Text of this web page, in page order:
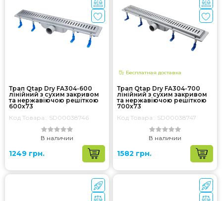
Трап Qtap Dry FA304-600
лінійний з сухим закривом
та нержавіючою решіткою
600х73
Код Товара:: SD00038746
В наличии
1249 грн.
Бесплатная доставка
Трап Qtap Dry FA304-700
лінійний з сухим закривом
та нержавіючою решіткою
700х73
Код Товара:: SD00038747
В наличии
1582 грн.